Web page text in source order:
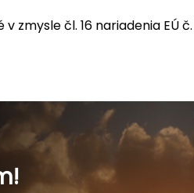
zmysle čl. 16 nariadenia